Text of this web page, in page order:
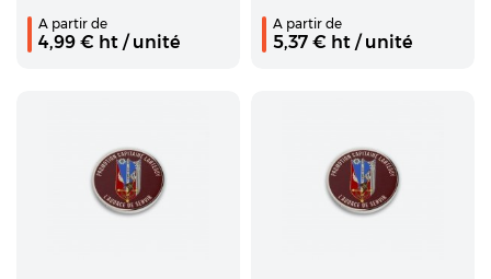
A partir de
4,99 € ht / unité
A partir de
5,37 € ht / unité